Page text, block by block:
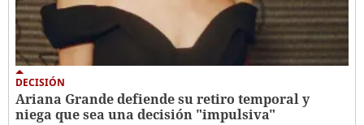
DECISIÓN
Ariana Grande defiende su retiro temporal y
niega que sea una decisión "impulsiva"